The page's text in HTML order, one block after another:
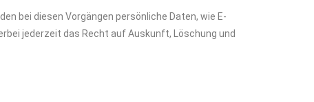
bei diesen Vorgängen persönliche Daten, wie E-
jederzeit das Recht auf Auskunft, Löschung und